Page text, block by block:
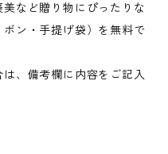
など贈り物にぴったりな
ン・手提げ袋）を無料で
、備考欄に内容をご記入